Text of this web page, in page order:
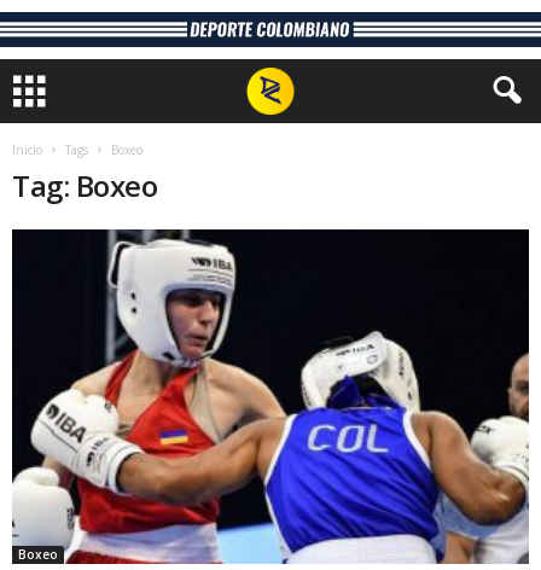
Inicio Tags Boxeo
Tag: Boxeo
Boxeo